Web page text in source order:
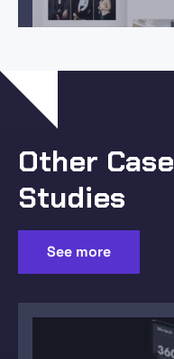
Other Case
Studies
See more